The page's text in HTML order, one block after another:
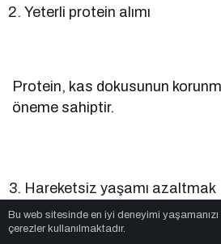
Yeterli protein alımı
Protein, kas dokusunun
öneme sahiptir.
Hareketsiz yaşamı azaltmak
Bu web sitesinde en iyi deneyimi
çerezler kullanılmaktadır.